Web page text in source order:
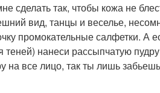
сделать так, чтобы кожа не
вид, танцы и веселье,
промокательные салфетки. А
теней) нанеси рассыпчатую
на все лицо, так ты лишь